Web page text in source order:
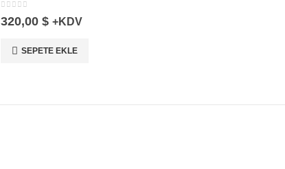
5 üzerinden
320,00 $ +KDV
SEPETE EKLE